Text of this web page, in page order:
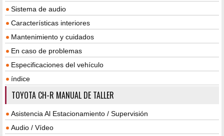
Sistema de audio
Características interiores
Mantenimiento y cuidados
En caso de problemas
Especificaciones del vehículo
índice
TOYOTA CH-R MANUAL DE TALLER
Asistencia Al Estacionamiento / Supervisión
Audio / Vídeo